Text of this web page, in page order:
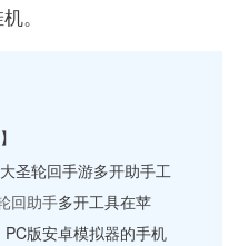
。
圣轮回手游多开助手工
回助手多开工具在苹
版安卓模拟器的手机